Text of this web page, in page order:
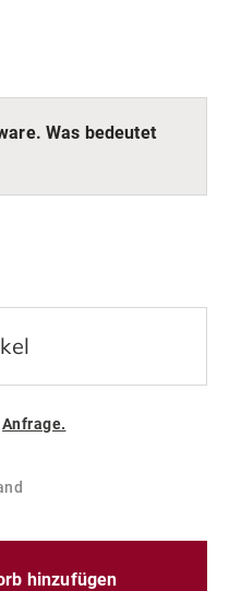
Was bedeutet
Vorauszahlung
mit, unter der
aus.
Anfrage.
hinzufügen